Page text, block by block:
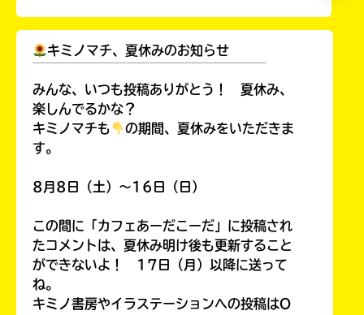
キミノマチ、夏休みのお知らせ
みんな、いつも投稿ありがとう！ 夏休み、
楽しんでるかな？
キミノマチも
の期間、夏休みをいただきま
す。
8月8日（土）～16日（日）
この間に「カフェあーだこーだ」に投稿され
たコメントは、夏休み明け後も更新すること
ができないよ！ 17日（月）以降に送って
ね。
キミノ書房やイラステーションへの投稿はO